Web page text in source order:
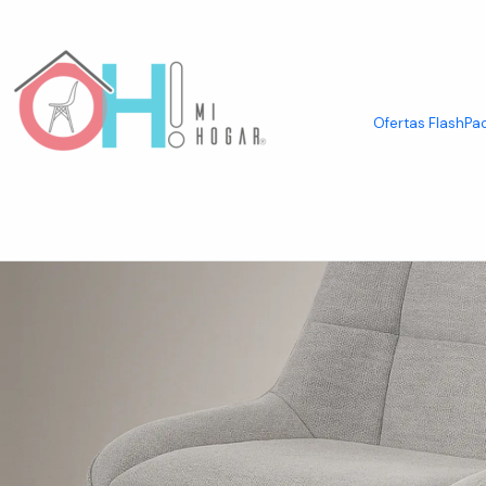
Ofertas Flash
Asientos